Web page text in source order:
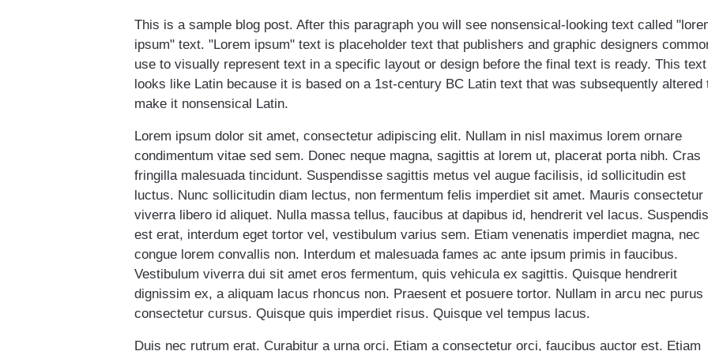
This is a sample blog post. After this paragraph you will see nonsensical-looking text called
ipsum" text. "Lorem ipsum" text is placeholder text that publishers and graphic designers
use to visually represent text in a specific layout or design before the final text is ready. This text
looks like Latin because it is based on a 1st-century BC Latin text that was subsequently altered
make it nonsensical Latin.
Lorem ipsum dolor sit amet, consectetur adipiscing elit. Nullam in nisl maximus lorem ornare
condimentum vitae sed sem. Donec neque magna, sagittis at lorem ut, placerat porta nibh. Cras
fringilla malesuada tincidunt. Suspendisse sagittis metus vel augue facilisis, id sollicitudin est
luctus. Nunc sollicitudin diam lectus, non fermentum felis imperdiet sit amet. Mauris consectetur
viverra libero id aliquet. Nulla massa tellus, faucibus at dapibus id, hendrerit vel lacus.
est erat, interdum eget tortor vel, vestibulum varius sem. Etiam venenatis imperdiet magna, nec
congue lorem convallis non. Interdum et malesuada fames ac ante ipsum primis in faucibus.
Vestibulum viverra dui sit amet eros fermentum, quis vehicula ex sagittis. Quisque hendrerit
dignissim ex, a aliquam lacus rhoncus non. Praesent et posuere tortor. Nullam in arcu nec purus
consectetur cursus. Quisque quis imperdiet risus. Quisque vel tempus lacus.
Duis nec rutrum erat. Curabitur a urna orci. Etiam a consectetur orci, faucibus auctor est. Etiam